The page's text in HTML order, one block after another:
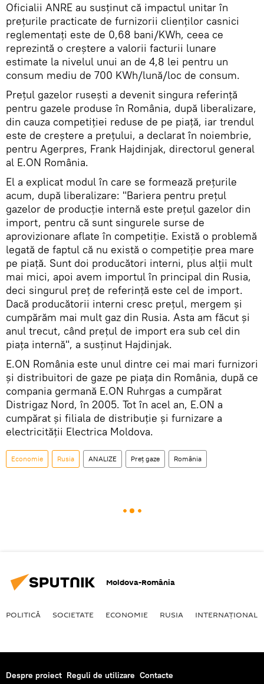
Oficialii ANRE au susţinut că impactul unitar în
preţurile practicate de furnizorii clienţilor casnici
reglementaţi este de 0,68 bani/KWh, ceea ce
reprezintă o creştere a valorii facturii lunare
estimate la nivelul unui an de 4,8 lei pentru un
consum mediu de 700 KWh/lună/loc de consum.
Prețul gazelor rusești a devenit singura referință
pentru gazele produse în România, după liberalizare,
din cauza competiției reduse de pe piață, iar trendul
este de creștere a prețului, a declarat în noiembrie,
pentru Agerpres, Frank Hajdinjak, directorul general
al E.ON România.
El a explicat modul în care se formează prețurile
acum, după liberalizare: "Bariera pentru prețul
gazelor de producție internă este prețul gazelor din
import, pentru că sunt singurele surse de
aprovizionare aflate în competiție. Există o problemă
legată de faptul că nu există o competiție prea mare
pe piață. Sunt doi producători interni, plus alții mult
mai mici, apoi avem importul în principal din Rusia,
deci singurul preț de referință este cel de import.
Dacă producătorii interni cresc prețul, mergem și
cumpărăm mai mult gaz din Rusia. Asta am făcut și
anul trecut, când prețul de import era sub cel din
piața internă", a susținut Hajdinjak.
E.ON România este unul dintre cei mai mari furnizori
și distribuitori de gaze pe piața din România, după ce
compania germană E.ON Ruhrgas a cumpărat
Distrigaz Nord, în 2005. Tot în acel an, E.ON a
cumpărat și filiala de distribuție și furnizare a
electricității Electrica Moldova.
Economie Rusia ANALIZE Preț gaze România
Moldova-România
POLITICĂ SOCIETATE ECONOMIE RUSIA INTERNAŢIONAL
Despre proiect Reguli de utilizare Contacte